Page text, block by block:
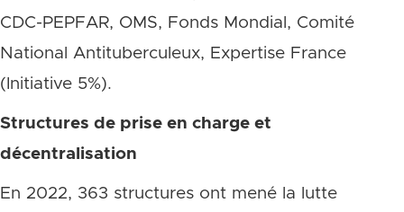
CDC-PEPFAR, OMS, Fonds Mondial, Comité
National Antituberculeux, Expertise France
(Initiative 5%).
Structures de prise en charge et
décentralisation
En 2022, 363 structures ont mené la lutte